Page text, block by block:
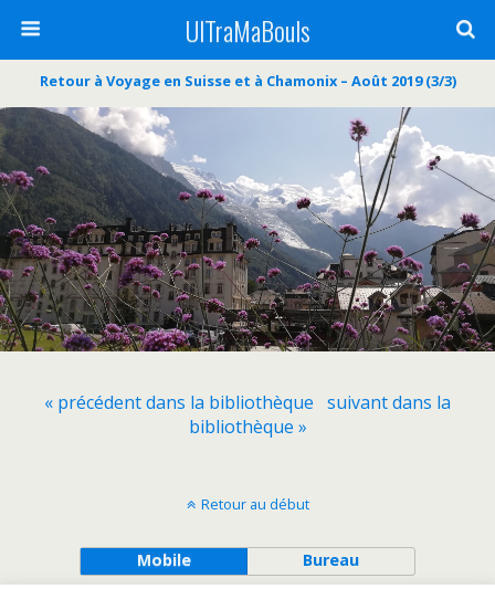
UlTraMaBouls
Retour à Voyage en Suisse et à Chamonix – Août 2019 (3/3)
« précédent dans la bibliothèque suivant dans la
bibliothèque »
Retour au début
Mobile Bureau